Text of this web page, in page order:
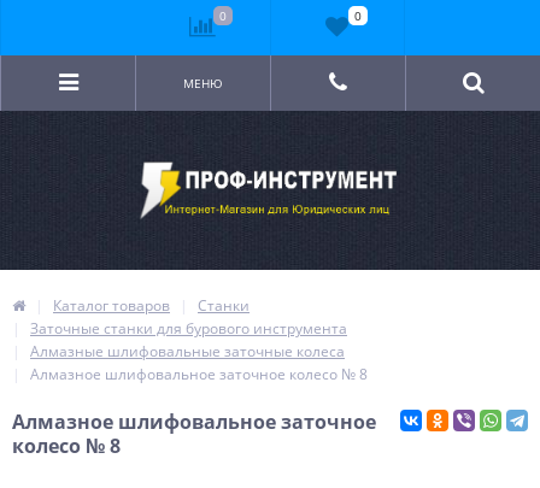
МЕНЮ
Каталог товаров
Станки
Заточные станки для бурового инструмента
Алмазные шлифовальные заточные колеса
Алмазное шлифовальное заточное колесо № 8
Алмазное шлифовальное заточное
колесо № 8
0 0